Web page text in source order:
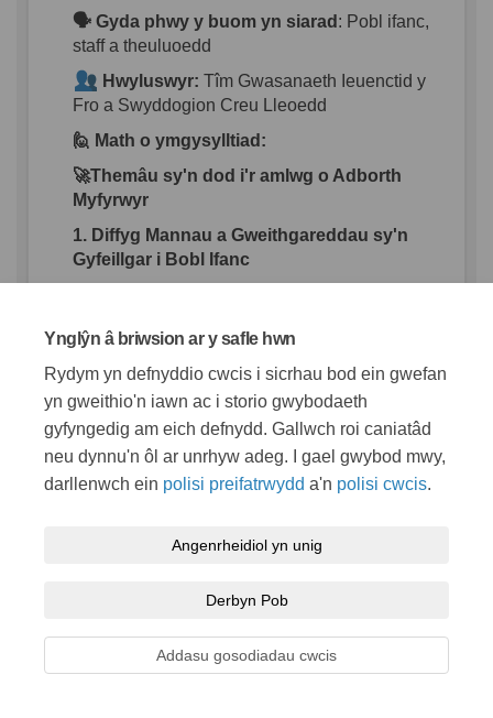
Ynglŷn â briwsion ar y safle hwn
Rydym yn defnyddio cwcis i sicrhau bod ein gwefan
yn gweithio'n iawn ac i storio gwybodaeth
gyfyngedig am eich defnydd. Gallwch roi caniatâd
neu dynnu'n ôl ar unrhyw adeg. I gael gwybod mwy,
darllenwch ein polisi preifatrwydd a'n polisi cwcis.
Angenrheidiol yn unig
Derbyn Pob
Addasu gosodiadau cwcis
🗣️ Gyda phwy y buom yn siarad : Pobl ifanc,
staff a theuluoedd
Hwyluswyr: Tîm Gwasanaeth Ieuenctid y
Fro a Swyddogion Creu Lleoedd
🙋 Math o ymgysylltiad :
🚀Themâu sy'n dod i'r amlwg o Adborth
Myfyrwyr
1. Diffyg Mannau a Gweithgareddau sy'n
Gyfeillgar i Bobl
Ifanc
wario arian .Hoffent gael
sinemâu,arcedau , alïau bowlio , amwyo
fannau cymdeithasol.
Maegalw mawramfannau pwrpasol,
canolog i ieuenctid-lleoedd i gwrdd, yn
enwedig mewn tywydd gwael.Mae'r
ardaloedd canolydref .
enwedig gyda'r nos-yn ei gwneud
anodd mynd i mewn i'r dref.Awgrymodd